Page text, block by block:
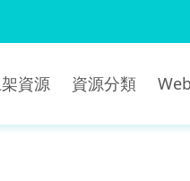
資源 資源分類